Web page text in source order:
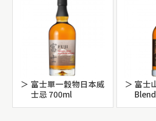
富士單一穀物日本威
士忌 700ml
富士